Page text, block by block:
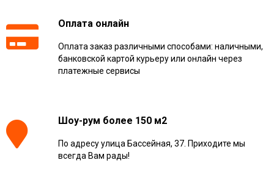
Оплата онлайн
Оплата заказ различными способами: наличными,
банковской картой курьеру или онлайн через
платежные сервисы
Шоу-рум более 150 м2
По адресу улица Бассейная, 37. Приходите мы
всегда Вам рады!